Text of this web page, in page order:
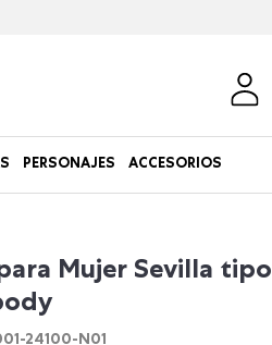
PERSONAJES ACCESORIOS
Mujer Sevilla tipo
24100-N01